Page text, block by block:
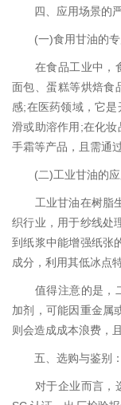
四、应用场景的
(一)食用甘油的专
在食品工业中，食
面包、蛋糕等烘焙食
感;在医药领域，它
滑或助溶作用;在化
手霜等产品，且需通
(二)工业甘油的应
工业甘油在树脂生
织行业，用于纱线处
到纸浆中能增强纸张
成分，利用其低冰点
值得注意的是，二
加剂，可能因重金属
则会造成成本浪费，
五、选购与鉴别：
对于企业而言，选